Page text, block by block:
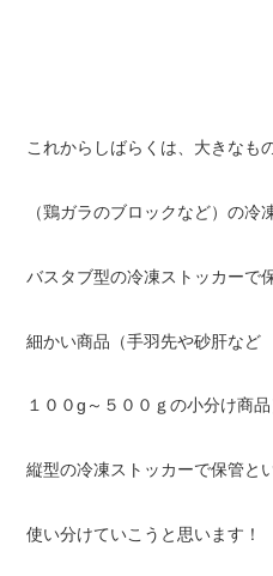
これからしばらくは、大きなも
（鶏ガラのブロックなど）の冷
バスタブ型の冷凍ストッカーで
細かい商品（手羽先や砂肝など
１００g～５００ｇの小分け商
縦型の冷凍ストッカーで保管と
使い分けていこうと思います！